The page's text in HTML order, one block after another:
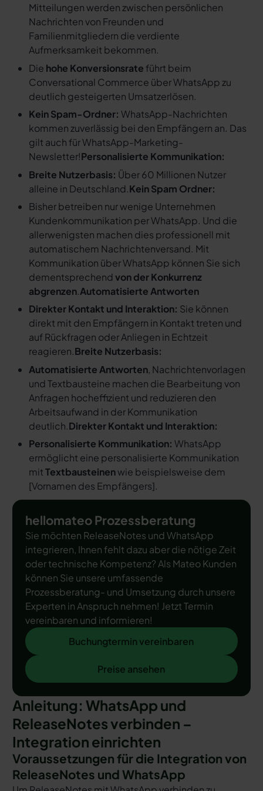
Mitteilungen werden zwischen persönlichen
Nachrichten von Freunden und
Familienmitgliedern die verdiente
Aufmerksamkeit bekommen.
Die hohe Konversionsrate führt beim
Conversational Commerce über WhatsApp zu
deutlich gesteigerten Umsatzerlösen.
Kein Spam-Ordner: WhatsApp-Nachrichten
kommen zuverlässig bei den Empfängern an. Das
gilt auch für WhatsApp-Marketing-
Newsletter!Personalisierte Kommunikation:
Breite Nutzerbasis: Über 60 Millionen Nutzer
alleine in Deutschland.Kein Spam Ordner:
Bisher betreiben nur wenige Unternehmen
Kundenkommunikation per WhatsApp. Und die
allerwenigsten machen dies professionell mit
automatischem Nachrichtenversand. Mit
Kommunikation über WhatsApp können Sie sich
dementsprechendvon der Konkurrenz
abgrenzen.Automatisierte Antworten
Direkter Kontakt und Interaktion: Sie können
direkt mit den Empfängern in Kontakt treten und
auf Rückfragen oder Anliegen in Echtzeit
reagieren.Breite Nutzerbasis:
Automatisierte Antworten, Nachrichtenvorlagen
und Textbausteine machen die Bearbeitung von
Anfragen hocheffizient und reduzieren den
Arbeitsaufwand in der Kommunikation
deutlich.Direkter Kontakt und Interaktion:
Personalisierte Kommunikation: WhatsApp
ermöglicht eine personalisierte Kommunikation
mitTextbausteinenwie beispielsweise dem
[Vornamen des Empfängers].
hellomateo Prozessberatung
Sie möchten ReleaseNotes und WhatsApp
integrieren, Ihnen fehlt dazu aber die nötige Zeit
oder technische Kompetenz? Als Mateo Kunden
können Sie unsere umfassende
Prozessberatung- und Umsetzung durch unsere
Experten in Anspruch nehmen! Jetzt Termin
vereinbaren und informieren!
Buchungtermin vereinbaren
Buchungtermin vereinbaren
Preise ansehen
Preise ansehen
Anleitung: WhatsApp und
ReleaseNotes verbinden –
Integration einrichten
Voraussetzungen für die Integration von
ReleaseNotes und WhatsApp